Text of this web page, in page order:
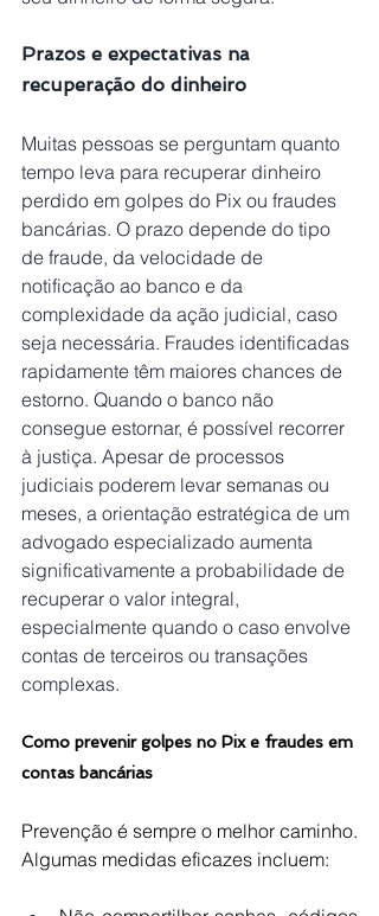
Prazos e expectativas na
recuperação do dinheiro
Muitas pessoas se perguntam quanto
tempo leva para recuperar dinheiro
perdido em golpes do Pix ou fraudes
bancárias. O prazo depende do tipo
de fraude, da velocidade de
notificação ao banco e da
complexidade da ação judicial, caso
seja necessária. Fraudes identificadas
rapidamente têm maiores chances de
estorno. Quando o banco não
consegue estornar, é possível recorrer
à justiça. Apesar de processos
judiciais poderem levar semanas ou
meses, a orientação estratégica de um
advogado especializado aumenta
significativamente a probabilidade de
recuperar o valor integral,
especialmente quando o caso envolve
contas de terceiros ou transações
complexas.
Como prevenir golpes no Pix e fraudes em
contas bancárias
Prevenção é sempre o melhor caminho.
Algumas medidas eficazes incluem: